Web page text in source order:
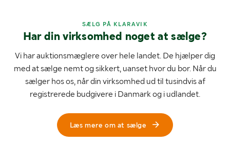
SÆLG PÅ KLARAVIK
Har din virksomhed noget at sælge?
Vi har auktionsmæglere over hele landet. De hjælper dig
med at sælge nemt og sikkert, uanset hvor du bor. Når du
sælger hos os, når din virksomhed ud til tusindvis af
registrerede budgivere i Danmark og i udlandet.
Læs mere om at sælge